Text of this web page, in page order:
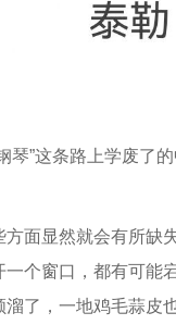
”这条路上学废了
面显然就会有所缺
个窗口，都有可能
了，一地鸡毛蒜皮